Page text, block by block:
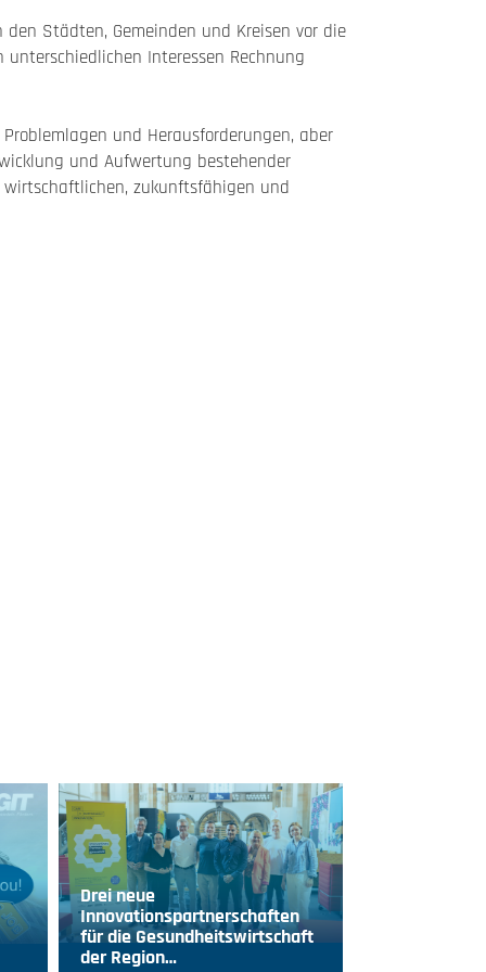
Städten, Gemeinden und Kreisen vor die
Interessen Rechnung
und Herausforderungen, aber
und Aufwertung bestehender
zukunftsfähigen und
Drei neue
Innovationspartnerschaften
für die Gesundheitswirtschaft
der Region…